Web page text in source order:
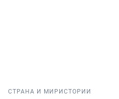
СТРАНА И МИР ИСТОРИИ